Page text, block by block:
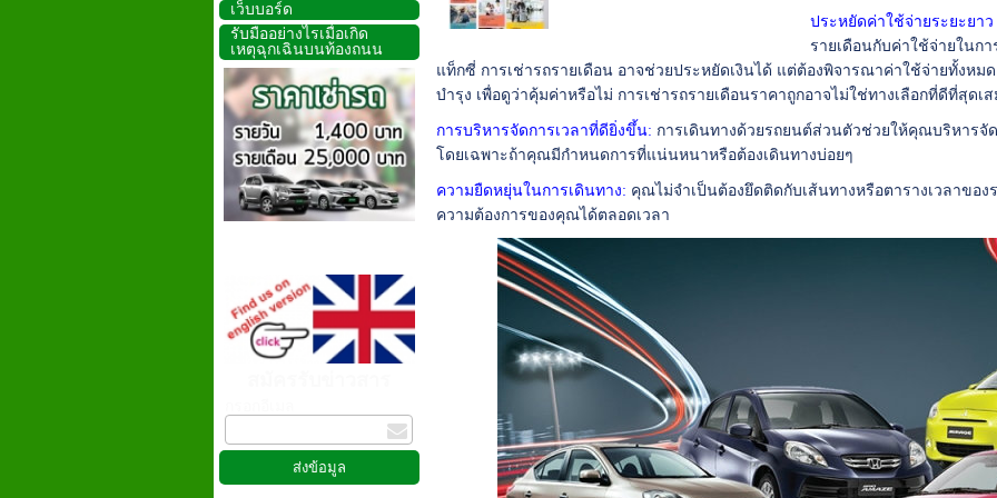
เว็บบอร์ด
รับมืออย่างไรเมื่อเกิด
เหตุฉุกเฉินบนท้องถนน
ประหยัดค่าใช้จ่ายระยะยา
รายเดือนกับค่าใช้จ่ายในก
แท็กซี่ การเช่ารถรายเดือน อาจช่วยประหยัดเงินได้ แต่ต้องพิจารณาค่าใช้จ่ายทั้งหม
บำรุง เพื่อดูว่าคุ้มค่าหรือไม่ การเช่ารถรายเดือนราคาถูกอาจไม่ใช่ทางเลือกที่ดีที่สุด
การบริหารจัดการเวลาที่ดียิ่งขึ้น: การเดินทางด้วยรถยนต์ส่วนตัวช่วยให้คุณบริหารจั
โดยเฉพาะถ้าคุณมีกำหนดการที่แน่นหนาหรือต้องเดินทางบ่อยๆ
ความยืดหยุ่นในการเดินทาง: คุณไม่จำเป็นต้องยึดติดกับเส้นทางหรือตารางเวลาขอ
ความต้องการของคุณได้ตลอดเวลา